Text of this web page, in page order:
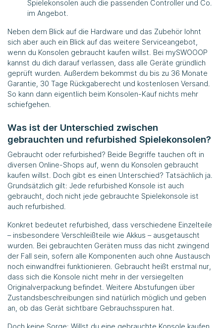
Spielekonsolen auch die passenden Controller und Co.
im Angebot.
Neben dem Blick auf die Hardware und das Zubehör lohnt
sich aber auch ein Blick auf das weitere Serviceangebot,
wenn du Konsolen gebraucht kaufen willst. Bei mySWOOOP
kannst du dich darauf verlassen, dass alle Geräte gründlich
geprüft wurden. Außerdem bekommst du bis zu 36 Monate
Garantie, 30 Tage Rückgaberecht und kostenlosen Versand.
So kann dann eigentlich beim Konsolen-Kauf nichts mehr
schiefgehen.
Was ist der Unterschied zwischen
gebrauchten und refurbished Spielekonsolen?
Gebraucht oder refurbished? Beide Begriffe tauchen oft in
diversen Online-Shops auf, wenn du Konsolen gebraucht
kaufen willst. Doch gibt es einen Unterschied? Tatsächlich ja.
Grundsätzlich gilt: Jede refurbished Konsole ist auch
gebraucht, doch nicht jede gebrauchte Spielekonsole ist
auch refurbished.
Konkret bedeutet refurbished, dass verschiedene Einzelteile
– insbesondere Verschleißteile wie Akkus – ausgetauscht
wurden. Bei gebrauchten Geräten muss das nicht zwingend
der Fall sein, sofern alle Komponenten auch ohne Austausch
noch einwandfrei funktionieren. Gebraucht heißt erstmal nur,
dass sich die Konsole nicht mehr in der versiegelten
Originalverpackung befindet. Weitere Abstufungen über
Zustandsbeschreibungen sind natürlich möglich und geben
an, ob das Gerät sichtbare Gebrauchsspuren hat.
Doch keine Sorge: Willst du eine gebrauchte Konsole kaufen,